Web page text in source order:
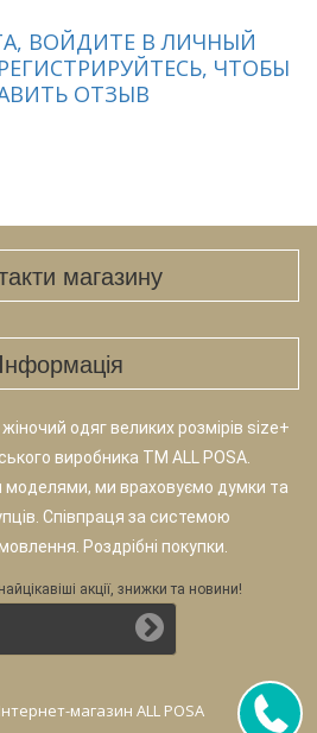
ВОЙДИТЕ В ЛИЧНЫЙ
ЧТОБЫ
ОТЗЫВ
магазину
Iнформація
одяг великих розмірів size+
виробника TM ALL POSA.
ми враховуємо думки та
Співпраця за системою
Роздрібні покупки.
акції, знижки та новини!
магазин ALL POSA